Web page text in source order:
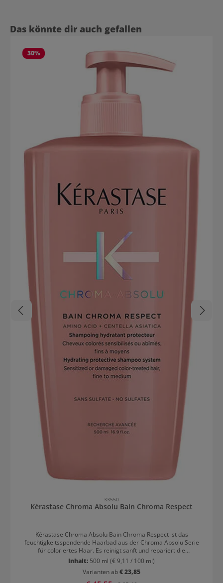
Produktgalerie überspringen
Das könnte dir auch gefallen
30%
33550
Kérastase Chroma Absolu Bain Chroma Respect
Kérastase Chroma Absolu Bain Chroma Respect ist das
feuchtigkeitsspendende Haarbad aus der Chroma Absolu Serie
für coloriertes Haar. Es reinigt sanft und repariert die
Haaroberfläche für gesundes, glänzendes Haar. Kérastase
Chroma Absolu Bain Chroma Respect: Pflege & Reinigung für
Inhalt: 500 ml (€ 9,11 / 100 ml)
Varianten ab€ 23,85